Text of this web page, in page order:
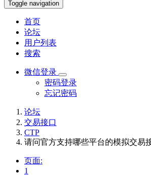
Toggle navigation
首页
论坛
用户列表
搜索
微信登录
密码登录
忘记密码
论坛
交易接口
CTP
请问官方支持哪些平台的模拟交易
页面:
1